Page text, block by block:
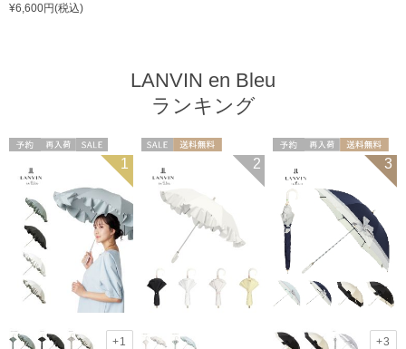
¥6,600円(税込)
LANVIN en Bleu
ランキング
セール
送料無料
1
+1
ギフト向け
2
送料無料
WOMEN
3
+3